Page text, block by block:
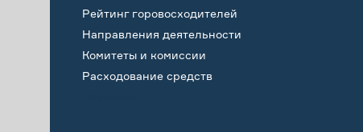
Рейтинг горовосходителей
Направления деятельности
Комитеты и комиссии
Расходование средств